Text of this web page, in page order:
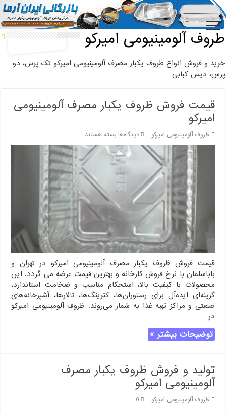
خانه / طروف آلومینیومی امیرکو
طروف آلومینیومی امیرکو
خرید و فروش انواع ظروف یکبار مصرف آلومینیومی امیرکو تک پرس، دو
پرس، دیس کبابی
قیمت فروش ظروف یکبار مصرف آلومینیومی
امیرکو
طروف آلومینیومی امیرکو دیدگاه‌هابرای
قیمت
فروش
ظروف
آلومینیومی
امیرکو
بسته هستند
قیمت فروش ظروف یکبار مصرف آلومینیومی امیرکو در تهران و
باباسلمان با نرخ فروش کارخانه و بهترین قیمت عرضه می گردد. این
محصولات با کیفیت بالا، استحکام مناسب و ضخامت استاندارد،
گزینه‌ای ایده‌آل برای رستوران‌ها، کترینگ‌ها، تالارها، آشپزخانه‌های
صنعتی و مراکز تهیه غذا به شمار می‌روند. ظروف آلومینیومی امیرکو
در …
توضیحات بیشتر »
تولید و فروش ظروف یکبار مصرف
آلومینیومی امیرکو
طروف آلومینیومی امیرکو 0